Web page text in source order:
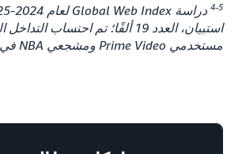
4-5
استبيان، العدد 19 ألفًا؛ تم احتساب
مستخدمي Prime Video ومشجعي NBA في كندا.